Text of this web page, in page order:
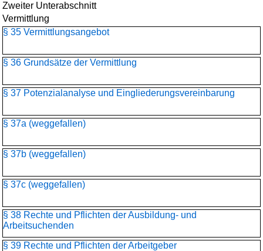
Zweiter Unterabschnitt
Vermittlung
§ 35 Vermittlungsangebot
§ 36 Grundsätze der Vermittlung
§ 37 Potenzialanalyse und Eingliederungsvereinbarung
§ 37a (weggefallen)
§ 37b (weggefallen)
§ 37c (weggefallen)
§ 38 Rechte und Pflichten der Ausbildung- und
Arbeitsuchenden
§ 39 Rechte und Pflichten der Arbeitgeber